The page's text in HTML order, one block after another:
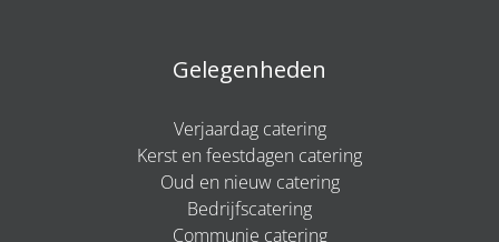
Gelegenheden
Verjaardag catering
Kerst en feestdagen catering
Oud en nieuw catering
Bedrijfscatering
Communie catering